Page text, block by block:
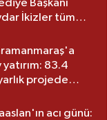
Başkanı
İkizler tüm
partisi
yatırım: 83.4
projede
acı günü: